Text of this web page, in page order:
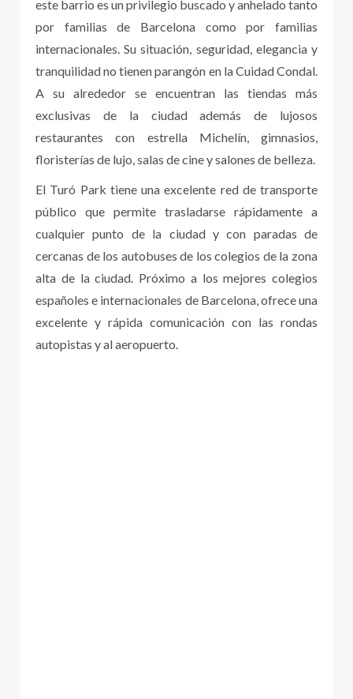
este barrio es un privilegio buscado y anhelado tanto
por familias de Barcelona como por familias
internacionales. Su situación, seguridad, elegancia y
tranquilidad no tienen parangón en la Cuidad Condal.
A su alrededor se encuentran las tiendas más
exclusivas de la ciudad además de lujosos
restaurantes con estrella Michelín, gimnasios,
floristerías de lujo, salas de cine y salones de belleza.
El Turó Park tiene una excelente red de transporte
público que permite trasladarse rápidamente a
cualquier punto de la ciudad y con paradas de
cercanas de los autobuses de los colegios de la zona
alta de la ciudad. Próximo a los mejores colegios
españoles e internacionales de Barcelona, ofrece una
excelente y rápida comunicación con las rondas
autopistas y al aeropuerto.